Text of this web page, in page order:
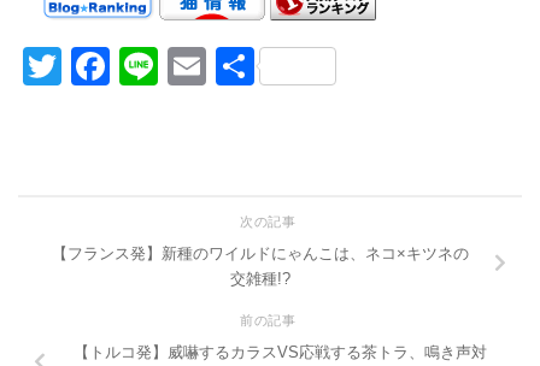
TwitterFacebook
LineEmail
共
次の記事
【フランス発】新種のワイルドにゃんこは、ネコ×キツネの
交雑種!?
前の記事
【トルコ発】威嚇するカラスVS応戦する茶トラ、鳴き声対